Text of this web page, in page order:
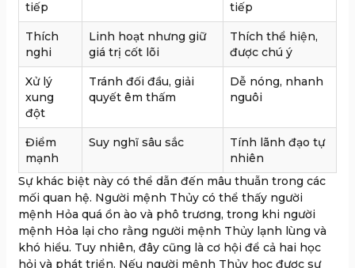
tiếp tiếp
Thích
nghi
Linh hoạt nhưng giữ
giá trị cốt lõi
Thích thể hiện,
được chú ý
Xử lý
xung
đột
Tránh đối đầu, giải
quyết êm thấm
Dễ nóng, nhanh
nguôi
Điểm
mạnh
Suy nghĩ sâu sắc
Tính lãnh đạo tự
nhiên
Sự khác biệt này có thể dẫn đến mâu thuẫn trong các
mối quan hệ. Người mệnh Thủy có thể thấy người
mệnh Hỏa quá ồn ào và phô trương, trong khi người
mệnh Hỏa lại cho rằng người mệnh Thủy lạnh lùng và
khó hiểu. Tuy nhiên, đây cũng là cơ hội để cả hai học
hỏi và phát triển. Nếu người mệnh Thủy học được sự